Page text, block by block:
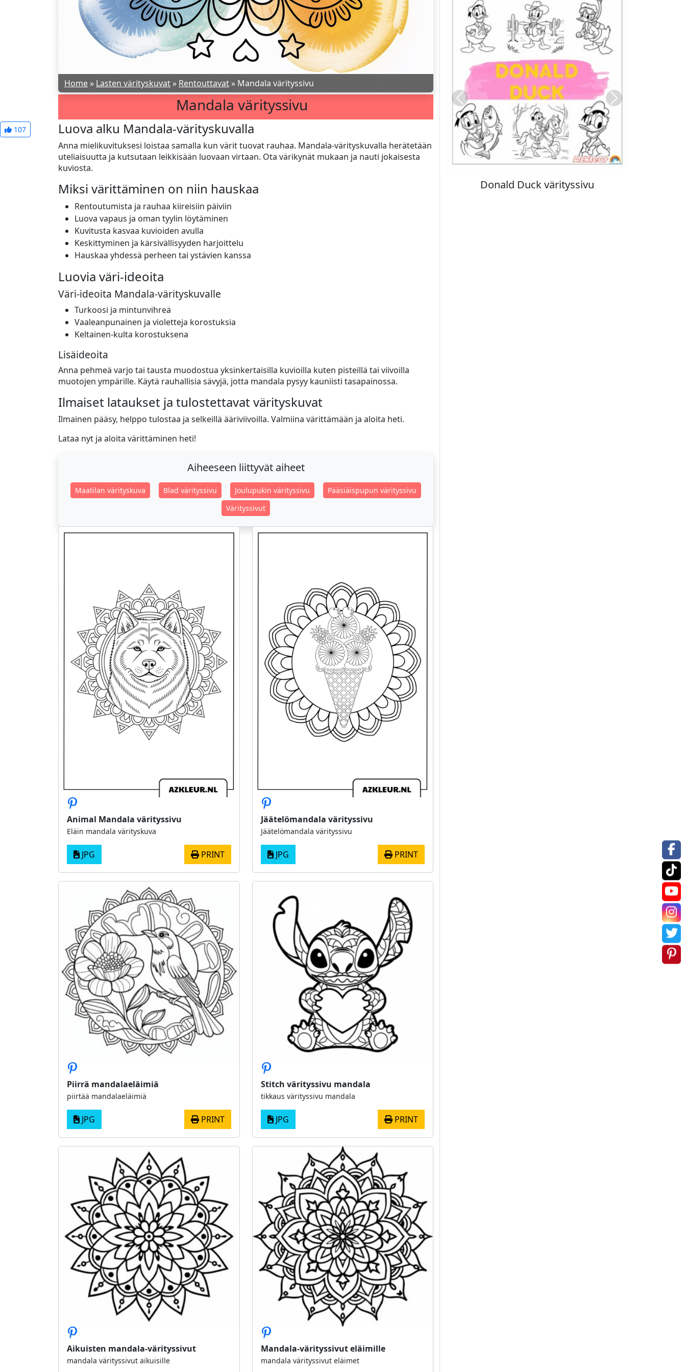
Home » Lasten värityskuvat » Rentouttavat » Mandala värityssivu
Mandala värityssivu
107 Luova alku Mandala-värityskuvalla
Anna mielikuvituksesi loistaa samalla kun värit tuovat rauhaa. Mandala-värityskuvalla herätetään
uteliaisuutta ja kutsutaan leikkisään luovaan virtaan. Ota värikynät mukaan ja nauti jokaisesta
kuviosta.
Miksi värittäminen on niin hauskaa
Rentoutumista ja rauhaa kiireisiin päiviin
Luova vapaus ja oman tyylin löytäminen
Kuvitusta kasvaa kuvioiden avulla
Keskittyminen ja kärsivällisyyden harjoittelu
Hauskaa yhdessä perheen tai ystävien kanssa
Luovia väri-ideoita
Väri-ideoita Mandala-värityskuvalle
Turkoosi ja mintunvihreä
Vaaleanpunainen ja violetteja korostuksia
Keltainen-kulta korostuksena
Lisäideoita
Anna pehmeä varjo tai tausta muodostua yksinkertaisilla kuvioilla kuten pisteillä tai viivoilla
muotojen ympärille. Käytä rauhallisia sävyjä, jotta mandala pysyy kauniisti tasapainossa.
Ilmaiset lataukset ja tulostettavat värityskuvat
Ilmainen pääsy, helppo tulostaa ja selkeillä ääriviivoilla. Valmiina värittämään ja aloita heti.
Lataa nyt ja aloita värittäminen heti!
Aiheeseen liittyvät aiheet
Maatilan värityskuva Blad värityssivu Joulupukin värityssivu
Pääsiäispupun värityssivu
Värityssivut
Animal Mandala värityssivu
Eläin mandala värityskuva
JPG PRINT
Jäätelömandala värityssivu
Jäätelömandala värityssivu
JPG PRINT
Piirrä mandalaeläimiä
piirtää mandalaeläimiä
JPG PRINT
Stitch värityssivu mandala
tikkaus värityssivu mandala
JPG PRINT
Aikuisten mandala-värityssivut
mandala värityssivut aikuisille
Mandala-värityssivut eläimille
mandala värityssivut eläimet
Stitch värityskuva
Previous Next